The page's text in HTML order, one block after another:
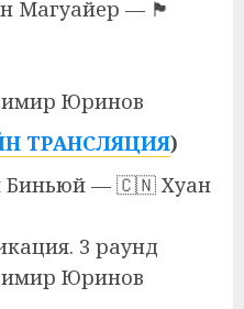
Магуайер — 🏴󠁧󠁢󠁥󠁮󠁧󠁿
Юринов
ТРАНСЛЯЦИЯ)
Биньюй — 🇨🇳 Хуан
3 раунд
Юринов